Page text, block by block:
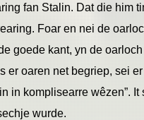
fan Stalin. Dat die him
Foar en nei de
goede kant, yn de
er oaren net begriep, sei
in komplisearre wêzen”. It
wurde.